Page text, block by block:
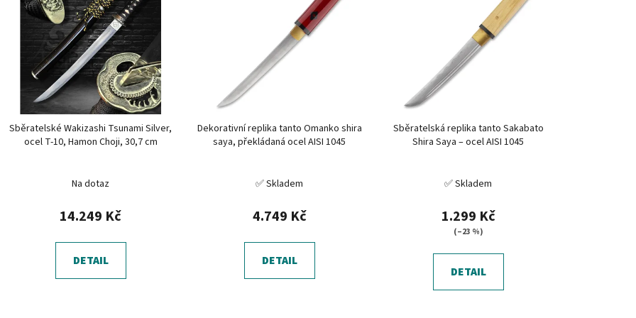
k
Sběratelské Wakizashi Tsunami Silver,
ocel T-10, Hamon Choji, 30,7 cm
Na dotaz
14.249 Kč
DETAIL
Dekorativní replika tanto Omanko shira
saya, překládaná ocel AISI 1045
✅ Skladem
4.749 Kč
DETAIL
Sběratelská replika tanto Sakabato
Shira Saya – ocel AISI 1045
✅ Skladem
1.299 Kč
(–23 %)
DETAIL